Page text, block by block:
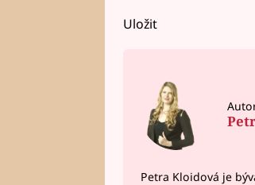
Uložit
Petra Kloidová je